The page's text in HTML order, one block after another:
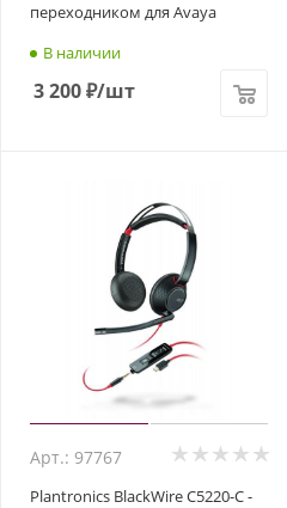
переходником для Avaya
В наличии
3 200₽/шт
Арт.: 97767
Plantronics BlackWire C5220-C -